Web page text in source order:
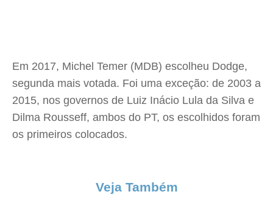
Em 2017, Michel Temer (MDB) escolheu Dodge,
segunda mais votada. Foi uma exceção: de 2003 a
2015, nos governos de Luiz Inácio Lula da Silva e
Dilma Rousseff, ambos do PT, os escolhidos foram
os primeiros colocados.
Veja Também